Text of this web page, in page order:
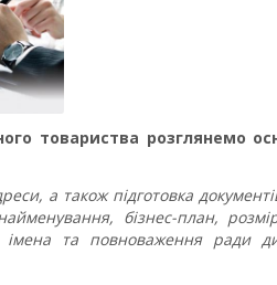
товариства розглянемо
а також підготовка
бізнес-план,
та повноваження ради